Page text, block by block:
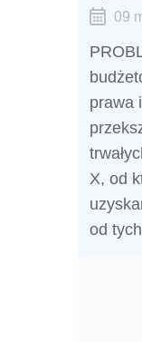
09
prawa
X, od
od